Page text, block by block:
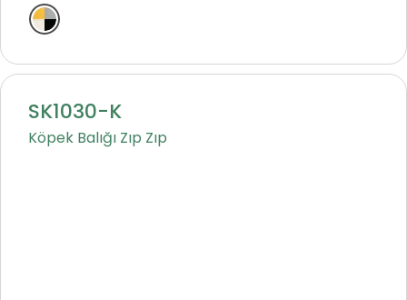
Klasik
SK1030-K
Köpek Balığı Zıp Zıp